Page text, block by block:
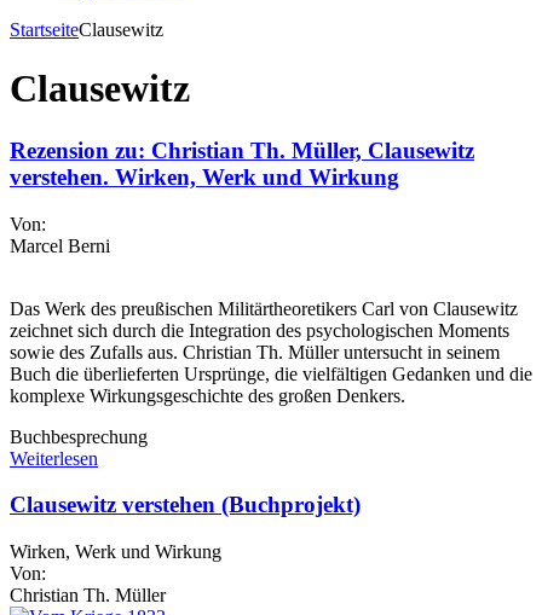
StartseiteClausewitz
Clausewitz
Rezension zu: Christian Th. Müller, Clausewitz
verstehen. Wirken, Werk und Wirkung
Von:
Marcel Berni
Das Werk des preußischen Militärtheoretikers Carl von Clausewitz
zeichnet sich durch die Integration des psychologischen Moments
sowie des Zufalls aus. Christian Th. Müller untersucht in seinem
Buch die überlieferten Ursprünge, die vielfältigen Gedanken und die
komplexe Wirkungsgeschichte des großen Denkers.
Buchbesprechung
Weiterlesen
Clausewitz verstehen (Buchprojekt)
Wirken, Werk und Wirkung
Von:
Christian Th. Müller